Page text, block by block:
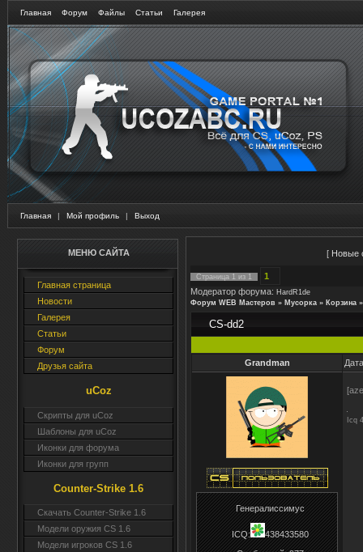
Главная Форум Файлы Статьи Галерея
Главная | Мой профиль | Выход
МЕНЮ САЙТА
Главная страница
Новости
Галерея
Статьи
Форум
Друзья сайта
uCoz
Скрипты для uCoz
Шаблоны для uCoz
Иконки для форума
Иконки для групп
Counter-Strike 1.6
Скачать Counter-Strike 1.6
Модели оружия CS 1.6
Модели игроков CS 1.6
[ Новые
Страница 1 из 1
1
Модератор форума: HardR1de
Форум WEB Мастеров » Мусорка » Корзина »
CS-dd2
Grandman
Генералиссимус
ICQ:
438433580
Icq